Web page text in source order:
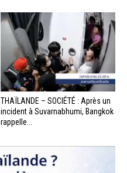
THAÏLANDE – SOCIÉTÉ : Après un
incident à Suvarnabhumi, Bangkok
rappelle...